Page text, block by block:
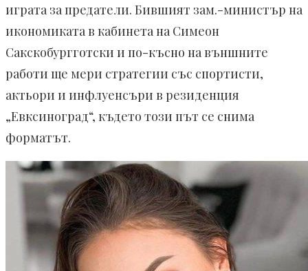
играта за предатели. Бившият зам.-министър на
икономиката в кабинета на Симеон
Сакскобургготски и по-късно на външните
работи ще мери стратегии със спортисти,
актьори и инфлуенсъри в резиденция
„Евксиноград“, където този път се снима
форматът.